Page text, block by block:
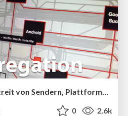
Aggregation: Wettstreit von Sendern, Plattformen und Ökosystemen – eine Systematisierung
0 2.6k